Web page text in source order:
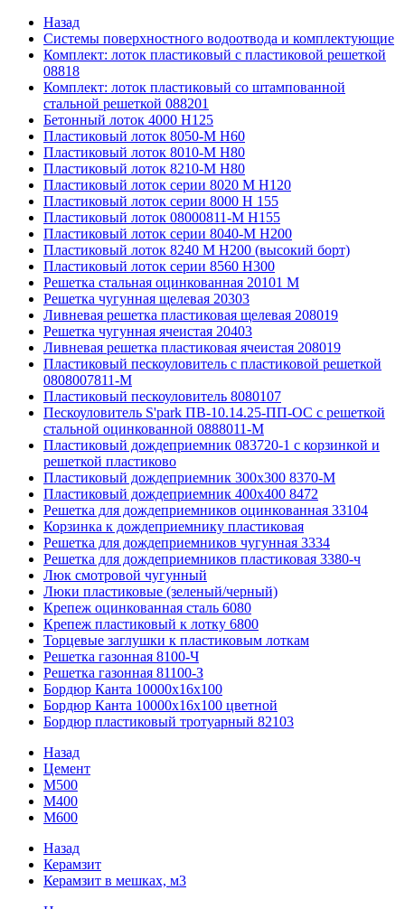
Назад
Системы поверхностного водоотвода и комплектующие
Комплект: лоток пластиковый с пластиковой решеткой
08818
Комплект: лоток пластиковый со штампованной
стальной решеткой 088201
Бетонный лоток 4000 Н125
Пластиковый лоток 8050-М H60
Пластиковый лоток 8010-М H80
Пластиковый лоток 8210-М H80
Пластиковый лоток серии 8020 М H120
Пластиковый лоток серии 8000 Н 155
Пластиковый лоток 08000811-М H155
Пластиковый лоток серии 8040-М H200
Пластиковый лоток 8240 M H200 (высокий борт)
Пластиковый лоток серии 8560 Н300
Решетка стальная оцинкованная 20101 М
Решетка чугунная щелевая 20303
Ливневая решетка пластиковая щелевая 208019
Решетка чугунная ячеистая 20403
Ливневая решетка пластиковая ячеистая 208019
Пластиковый пескоуловитель с пластиковой решеткой
0808007811-М
Пластиковый пескоуловитель 8080107
Пескоуловитель S'park ПВ-10.14.25-ПП-ОС с решеткой
стальной оцинкованной 0888011-М
Пластиковый дождеприемник 083720-1 c корзинкой и
решеткой пластиково
Пластиковый дождеприемник 300x300 8370-М
Пластиковый дождеприемник 400x400 8472
Решетка для дождеприемников оцинкованная 33104
Корзинка к дождеприемнику пластиковая
Решетка для дождеприемников чугунная 3334
Решетка для дождеприемников пластиковая 3380-ч
Люк смотровой чугунный
Люки пластиковые (зеленый/черный)
Крепеж оцинкованная сталь 6080
Крепеж пластиковый к лотку 6800
Торцевые заглушки к пластиковым лоткам
Решетка газонная 8100-Ч
Решетка газонная 81100-З
Бордюр Канта 10000x16x100
Бордюр Канта 10000x16x100 цветной
Бордюр пластиковый тротуарный 82103
Назад
Цемент
М500
М400
М600
Назад
Керамзит
Керамзит в мешках, м3